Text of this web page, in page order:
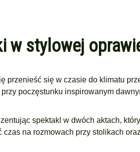
w stylowej
się w czasie do klimatu
poczęstunku inspirowanym
spektakl w dwóch aktach,
na rozmowach przy stolikach